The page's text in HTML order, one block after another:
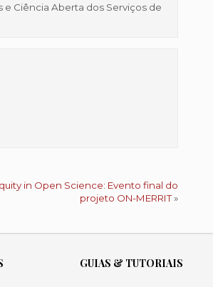
Ciência Aberta dos Serviços de
in Open Science: Evento final do
projeto ON-MERRIT»
GUIAS & TUTORIAIS